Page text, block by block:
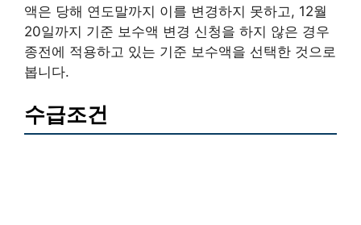
액은 당해 연도말까지 이를 변경하지 못하고, 12월
20일까지 기준 보수액 변경 신청을 하지 않은 경우
종전에 적용하고 있는 기준 보수액을 선택한 것으로
봅니다.
수급조건